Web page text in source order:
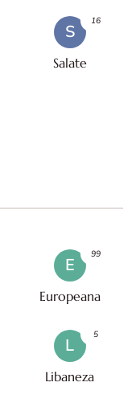
S
Salate
16
E
Europeana
99
L
Libaneza
5